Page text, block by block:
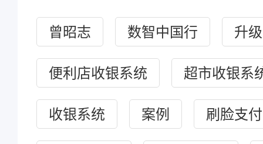
曾昭志 数智中国行 升
便利店收银系统 超市收银系
收银系统 案例 刷脸支付